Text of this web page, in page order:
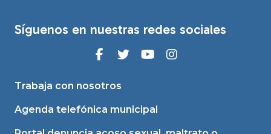
Síguenos en nuestras redes sociales
Trabaja con nosotros
Agenda telefónica municipal